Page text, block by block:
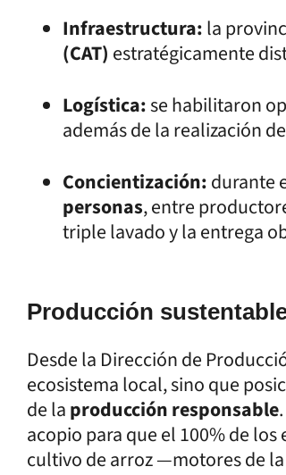
Infraestructura:la
(CAT) estratégicamente
Logística:se habilitaron
además de la realización
Concientización:durante
personas, entre
triple lavado y la entrega
Producción
Desde la Dirección de
ecosistema local, sino que
de laproducción responsable
acopio para que el 100% de
cultivo de arroz —motores de